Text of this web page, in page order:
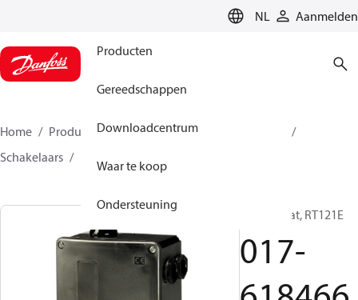
NL Aanmelden
Producten
Gereedschappen
Downloadcentrum
Waar te koop
Ondersteuning
Home Producten
Climate Solutions voor cooling
Schakelaars
Pressostaat, RT121E
017-